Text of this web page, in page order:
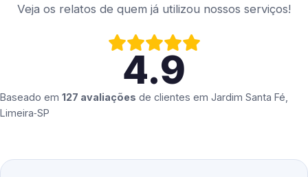
Veja os relatos de quem já utilizou nossos serviços!
4.9
Baseado em 127 avaliações de clientes em Jardim Santa Fé,
Limeira‑SP